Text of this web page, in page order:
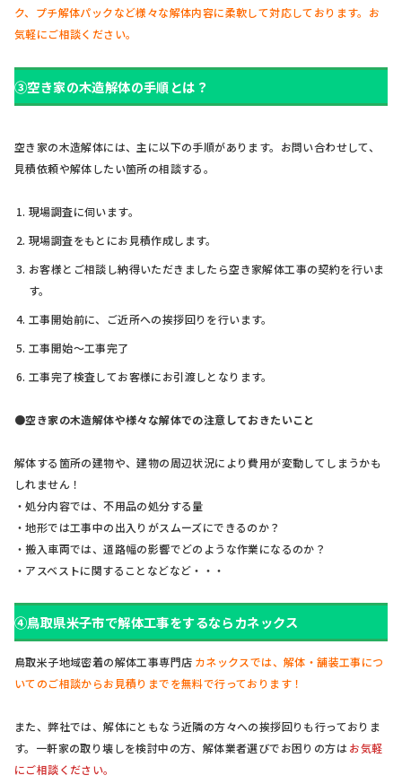
ク、プチ解体パックなど様々な解体内容に柔軟して対応しております。お
気軽にご相談ください。
③空き家の木造解体の手順とは？
空き家の木造解体には、主に以下の手順があります。お問い合わせして、
見積依頼や解体したい箇所の相談する。
現場調査に伺います。
現場調査をもとにお見積作成します。
お客様とご相談し納得いただきましたら空き家解体工事の契約を行いま
す。
工事開始前に、ご近所への挨拶回りを行います。
工事開始～工事完了
工事完了検査してお客様にお引渡しとなります。
●空き家の木造解体や様々な解体での注意しておきたいこと
解体する箇所の建物や、建物の周辺状況により費用が変動してしまうかも
しれません！
・処分内容では、不用品の処分する量
・地形では工事中の出入りがスムーズにできるのか？
・搬入車両では、道路幅の影響でどのような作業になるのか？
・アスベストに関することなどなど・・・
④鳥取県米子市で解体工事をするならカネックス
鳥取米子地域密着の解体工事専門店 カネックスでは、解体・舗装工事につ
いてのご相談からお見積りまでを無料で行っております！
また、弊社では、解体にともなう近隣の方々への挨拶回りも行っておりま
す。一軒家の取り壊しを検討中の方、解体業者選びでお困りの方はお気軽
にご相談ください。